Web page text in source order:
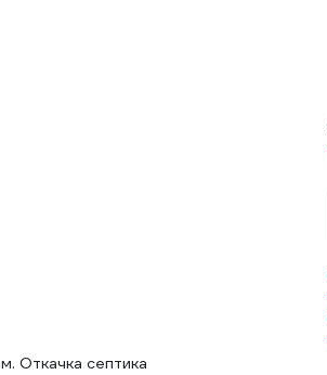
Откачка септика